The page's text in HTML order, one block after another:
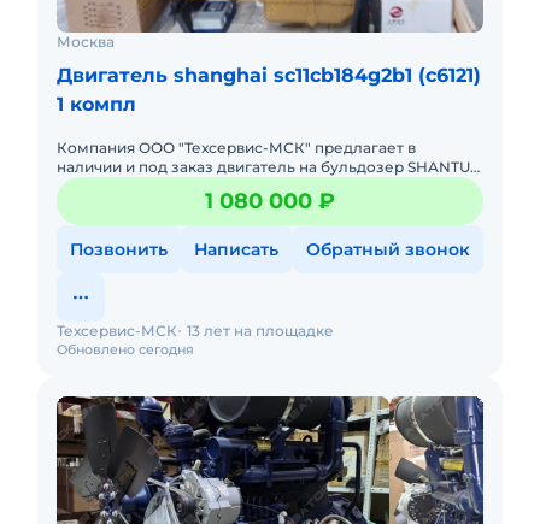
Москва
Двигатель shanghai sc11cb184g2b1 (c6121)
1 компл
Компания ООО "Техсервис-МСК" предлагает в
наличии и под заказ двигатель на бульдозер SHANTUI
SD16 / ZOOMLION ZD160 / BEEZONE D16 / KOMATSU D65. .
Модель - SHA
1 080 000 ₽
Позвонить Написать Обратный звонок
Обновлено сегодня
Техсервис-МСК 13 лет на площадке